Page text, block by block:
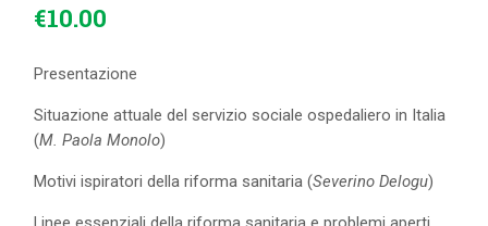
€10.00
Presentazione
Situazione attuale del servizio sociale ospedaliero in Italia
(M. Paola Monolo)
Motivi ispiratori della riforma sanitaria (Severino Delogu)